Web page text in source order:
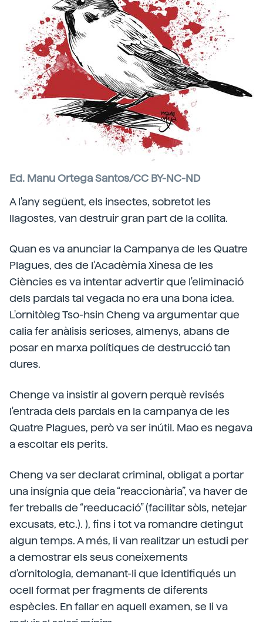
Ed. Manu Ortega Santos/CC BY-NC-ND
A l'any següent, els insectes, sobretot les
llagostes, van destruir gran part de la collita.
Quan es va anunciar la Campanya de les Quatre
Plagues, des de l'Acadèmia Xinesa de les
Ciències es va intentar advertir que l'eliminació
dels pardals tal vegada no era una bona idea.
L'ornitòleg Tso-hsin Cheng va argumentar que
calia fer anàlisis serioses, almenys, abans de
posar en marxa polítiques de destrucció tan
dures.
Chenge va insistir al govern perquè revisés
l'entrada dels pardals en la campanya de les
Quatre Plagues, però va ser inútil. Mao es negava
a escoltar els perits.
Cheng va ser declarat criminal, obligat a portar
una insígnia que deia “reaccionària”, va haver de
fer treballs de “reeducació” (facilitar sòls, netejar
excusats, etc.). ), fins i tot va romandre detingut
algun temps. A més, li van realitzar un estudi per
a demostrar els seus coneixements
d'ornitologia, demanant-li que identifiqués un
ocell format per fragments de diferents
espècies. En fallar en aquell examen, se li va